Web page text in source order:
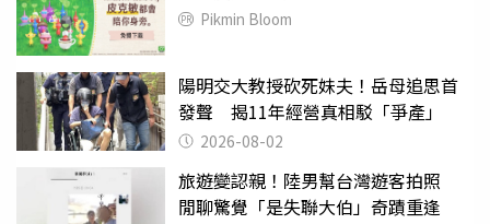
Pikmin Bloom
陽明交大教授砍死妹夫！岳母追思首
發聲 揭11年經營真相駁「爭產」
2026-08-02
旅遊變認親！陸男幫台灣遊客拍照
閒聊驚覺「是失聯大伯」奇蹟重逢